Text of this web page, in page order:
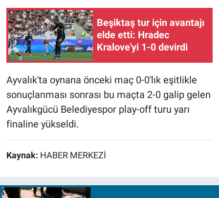
Beşiktaş tur için avantajı
elde etti: Hradec
Kralove'yi 1-0 devirdi
Ayvalık'ta oynana önceki maç 0-0'lık eşitlikle
sonuçlanması sonrası bu maçta 2-0 galip gelen
Ayvalıkgücü Belediyespor play-off turu yarı
finaline yükseldi.
Kaynak: HABER MERKEZİ